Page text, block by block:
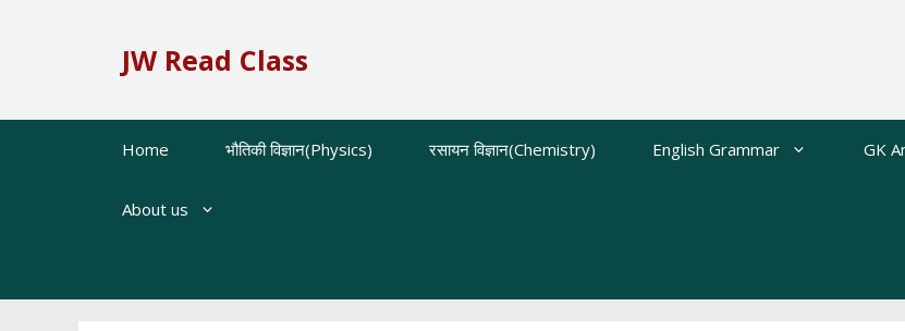
JW Read Class
Home भौतिकी विज्ञान(Physics) रसायन विज्ञान(Chemistry) English Grammar GK
About us